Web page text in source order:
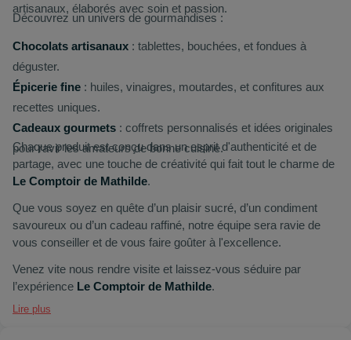
artisanaux, élaborés avec soin et passion.
Découvrez un univers de gourmandises :
Chocolats artisanaux : tablettes, bouchées, et fondues à
déguster.
Épicerie fine : huiles, vinaigres, moutardes, et confitures aux
recettes uniques.
Cadeaux gourmets : coffrets personnalisés et idées originales
pour ravir les amateurs de bonne cuisine.
Chaque produit est conçu dans un esprit d'authenticité et de
partage, avec une touche de créativité qui fait tout le charme de
Le Comptoir de Mathilde.
Que vous soyez en quête d’un plaisir sucré, d’un condiment
savoureux ou d’un cadeau raffiné, notre équipe sera ravie de
vous conseiller et de vous faire goûter à l'excellence.
Venez vite nous rendre visite et laissez-vous séduire par
l’expérience Le Comptoir de Mathilde.
Lire plus